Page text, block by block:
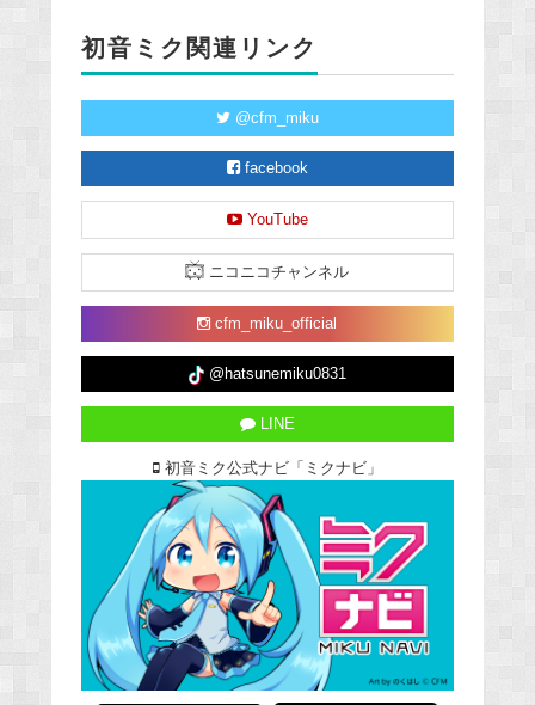
初音ミク関連リンク
@cfm_miku
facebook
YouTube
ニコニコチャンネル
cfm_miku_official
@hatsunemiku0831
LINE
初音ミク公式ナビ「ミクナビ」